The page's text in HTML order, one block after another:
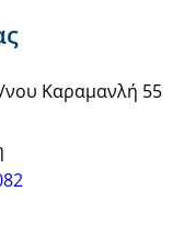
Καραμανλή 55